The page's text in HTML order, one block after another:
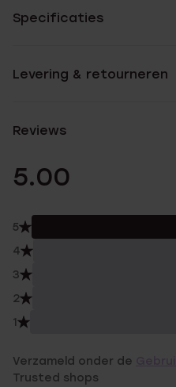
Specificaties
Levering & retourneren
Reviews
5.00
5
4
3
2
1
Verzameld onder de
Trusted shops